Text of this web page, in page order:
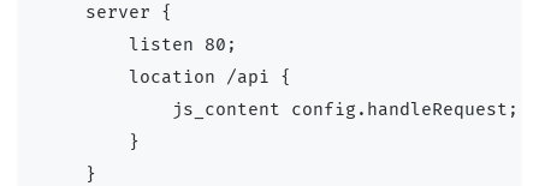
    server {
        listen 80;
        location /api {
            js_content config.handleRequest;
        }
    }